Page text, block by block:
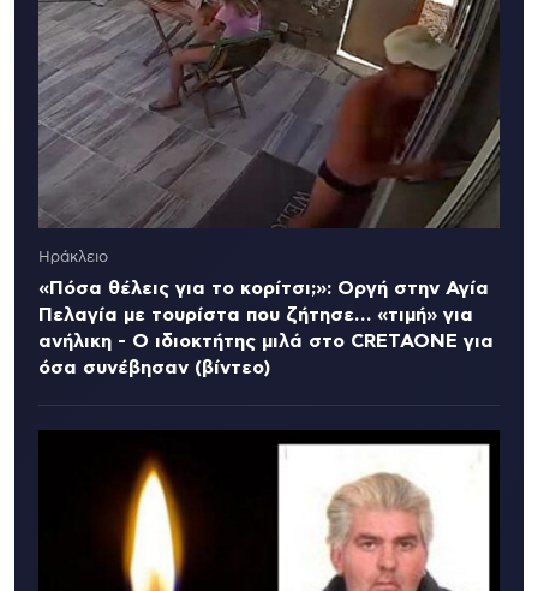
Ηράκλειο
«Πόσα θέλεις για το κορίτσι;»: Οργή στην Αγία
Πελαγία με τουρίστα που ζήτησε… «τιμή» για
ανήλικη - Ο ιδιοκτήτης μιλά στο CRETAONE για
όσα συνέβησαν (βίντεο)